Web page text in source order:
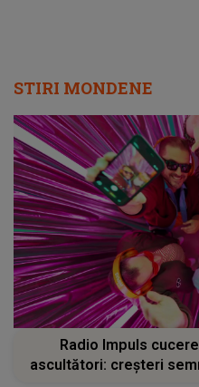
STIRI MONDENE
Radio Impuls
ascultători: creșteri